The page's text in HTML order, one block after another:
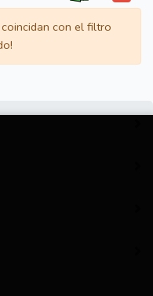
con el filtro